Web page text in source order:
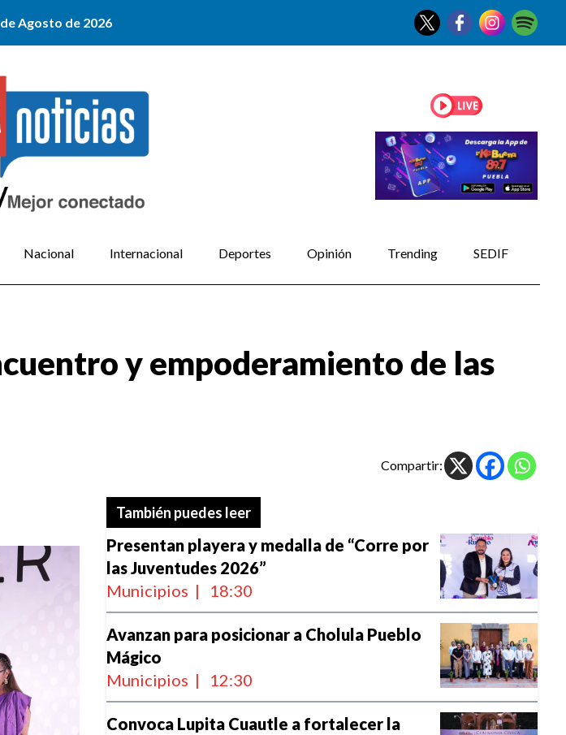
Agosto de 2026
Nacional Internacional Deportes Opinión Trending SEDIF
y empoderamiento de las
Compartir:
También puedes leer
Presentan playera y medalla de “Corre por
las Juventudes 2026”
Municipios | 18:30
Avanzan para posicionar a Cholula Pueblo
Mágico
Municipios | 12:30
Convoca Lupita Cuautle a fortalecer la